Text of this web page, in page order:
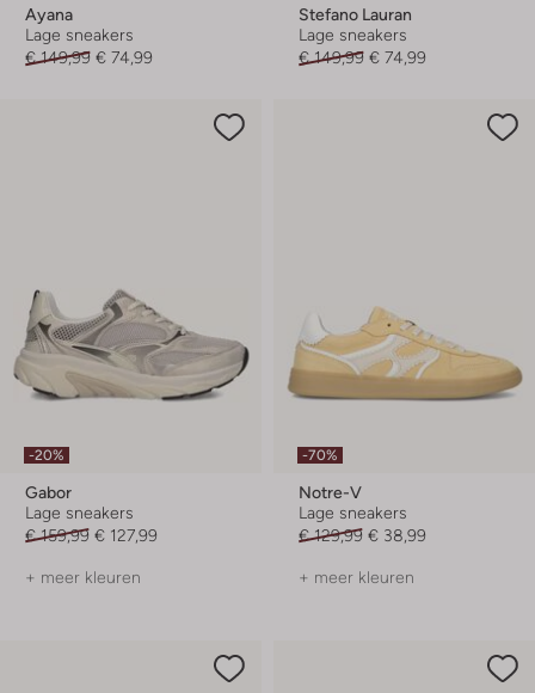
Ayana
Lage sneakers
€ 149,99 € 74,99
Stefano Lauran
Lage sneakers
€ 149,99 € 74,99
-20%
Gabor
Lage sneakers
€ 159,99 € 127,99
+ meer kleuren
-70%
Notre-V
Lage sneakers
€ 129,99 € 38,99
+ meer kleuren